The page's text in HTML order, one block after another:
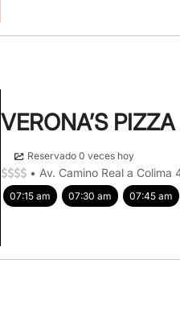
VERONA’S PIZZA
Reservado 0 veces hoy
• Av. Camino Real a
07:15 am 07:30 am 07:45 am